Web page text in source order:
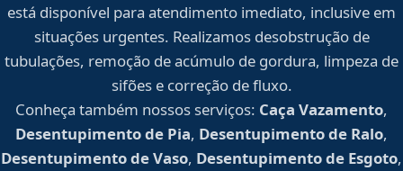
está disponível para atendimento imediato, inclusive em
situações urgentes. Realizamos desobstrução de
tubulações, remoção de acúmulo de gordura, limpeza de
sifões e correção de fluxo.
Conheça também nossos serviços: Caça Vazamento,
Desentupimento de Pia, Desentupimento de Ralo,
Desentupimento de Vaso, Desentupimento de Esgoto,